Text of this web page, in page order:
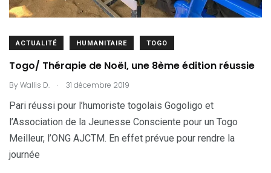
ACTUALITÉ HUMANITAIRE TOGO
Togo/ Thérapie de Noël, une 8ème édition réussie
ByWallis D. . 31 décembre 2019
Pari réussi pour l’humoriste togolais Gogoligo et
l’Association de la Jeunesse Consciente pour un Togo
Meilleur, l’ONG AJCTM. En effet prévue pour rendre la
journée